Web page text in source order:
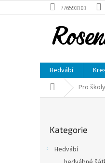
na
776593103
Hedvábí
Domů Pro školy
kategorie
Kategorie
Hedvábí